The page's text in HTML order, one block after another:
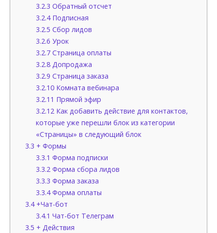
3.2.3 Обратный отсчет
3.2.4Подписная
3.2.5 Сбор лидов
3.2.6 Урок
3.2.7Страница оплаты
3.2.8Допродажа
3.2.9 Страница заказа
3.2.10Комната вебинара
3.2.11 Прямой эфир
3.2.12Как добавить действие для контактов,
которые уже перешли блок из категории
«Страницы» в следующий блок
3.3 + Формы
3.3.1 Форма подписки
3.3.2Форма сбора лидов
3.3.3 Форма заказа
3.3.4Форма оплаты
3.4+Чат-бот
3.4.1 Чат-бот Телеграм
3.5 + Действия